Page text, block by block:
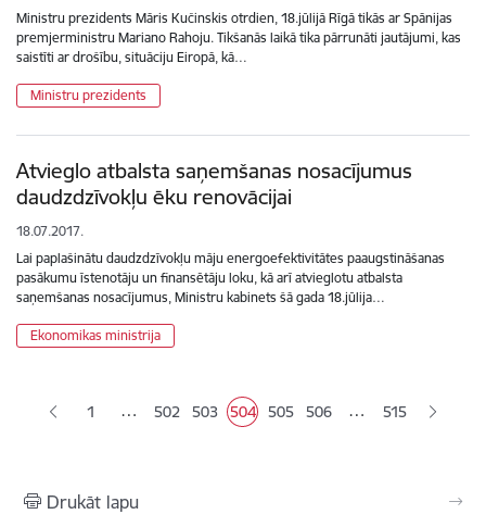
Ministru prezidents Māris Kučinskis otrdien, 18.jūlijā Rīgā tikās ar Spānijas
premjerministru Mariano Rahoju. Tikšanās laikā tika pārrunāti jautājumi, kas
saistīti ar drošību, situāciju Eiropā, kā…
Ministru prezidents
Atvieglo atbalsta saņemšanas nosacījumus
daudzdzīvokļu ēku renovācijai
18.07.2017.
Lai paplašinātu daudzdzīvokļu māju energoefektivitātes paaugstināšanas
pasākumu īstenotāju un finansētāju loku, kā arī atvieglotu atbalsta
saņemšanas nosacījumus, Ministru kabinets šā gada 18.jūlija…
Ekonomikas ministrija
1 … Lapa
502 Lapa
503 Pašreizējā lapa
504 Lapa
505 Lapa
506 … 515
Drukāt lapu